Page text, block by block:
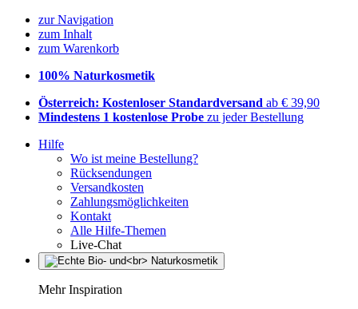
zur Navigation
zum Inhalt
zum Warenkorb
100% Naturkosmetik
Österreich: Kostenloser Standardversand ab € 39,90
Mindestens 1 kostenlose Probe zu jeder Bestellung
Hilfe
Wo ist meine Bestellung?
Rücksendungen
Versandkosten
Zahlungsmöglichkeiten
Kontakt
Alle Hilfe-Themen
Live-Chat
Mehr Inspiration